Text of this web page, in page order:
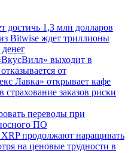
достичь 1,3 млн долларов
Bitwise ждет триллионы
выходит в
от
Лавка» открывает кафе
заказов риски
переводы при
ПО
продолжают наращивать
на ценовые трудности в